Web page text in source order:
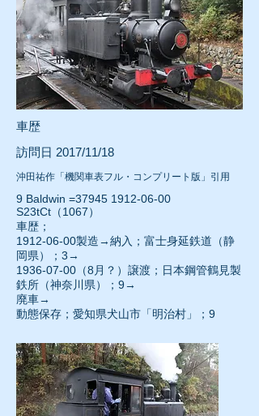
車歴
訪問日 2017/11/18
沖田祐作「機関車表フル・コンプリート版」引用
9 Baldwin =37945 1912-06-00
S23tCt（1067）
車歴；
1912-06-00製造→納入；富士身延鉄道（静
岡県）；3→
1936-07-00（8月？）譲渡；日本鋼管鶴見製
鉄所（神奈川県）；9→
廃車→
動態保存；愛知県犬山市「明治村」；9